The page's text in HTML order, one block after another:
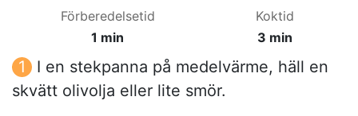
Förberedelsetid
1 min
Koktid
3 min
I en stekpanna på medelvärme, häll en
skvätt olivolja eller lite smör.